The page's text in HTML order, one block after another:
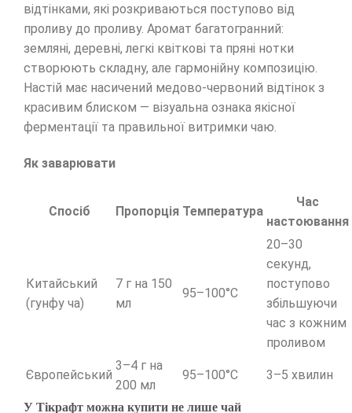
відтінками, які розкриваються поступово від
проливу до проливу. Аромат багатогранний:
земляні, деревні, легкі квіткові та пряні нотки
створюють складну, але гармонійну композицію.
Настій має насичений медово-червоний відтінок з
красивим блиском — візуальна ознака якісної
ферментації та правильної витримки чаю.
Як заварювати
Спосіб Пропорція Температура
Час
настоювання
Китайський
(гунфу ча)
7 г на 150
мл
95–100°C
20–30
секунд,
поступово
збільшуючи
час з кожним
проливом
Європейський
3–4 г на
200 мл
95–100°C 3–5 хвилин
У Тікрафт можна купити не лише чай